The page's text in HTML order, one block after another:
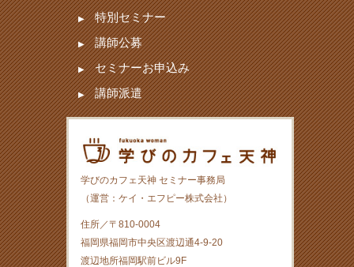
特別セミナー
講師公募
セミナーお申込み
講師派遣
学びのカフェ天神 セミナー事務局
（運営：ケイ・エフピー株式会社）
住所／〒810-0004
福岡県福岡市中央区渡辺通4-9-20
渡辺地所福岡駅前ビル9F